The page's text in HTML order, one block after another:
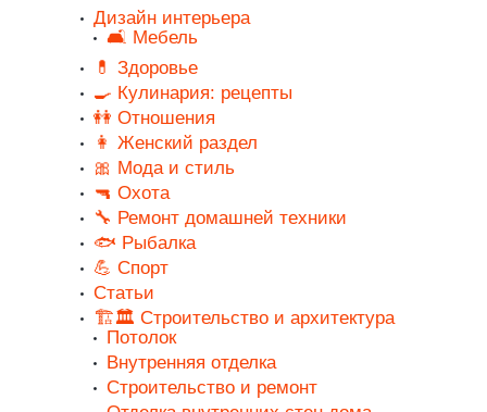
Дизайн интерьера
🛋️ Мебель
💊 Здоровье
🍳 Кулинария: рецепты
👭 Отношения
👩 Женский раздел
🎀 Мода и стиль
🔫 Охота
🔧 Ремонт домашней техники
🐟 Рыбалка
💪 Спорт
Статьи
🏗️🏛️ Строительство и архитектура
Потолок
Внутренняя отделка
Строительство и ремонт